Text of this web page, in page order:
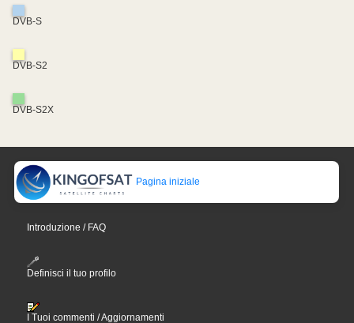
DVB-S
DVB-S2
DVB-S2X
Pagina iniziale
Introduzione / FAQ
Definisci il tuo profilo
I Tuoi commenti / Aggiornamenti